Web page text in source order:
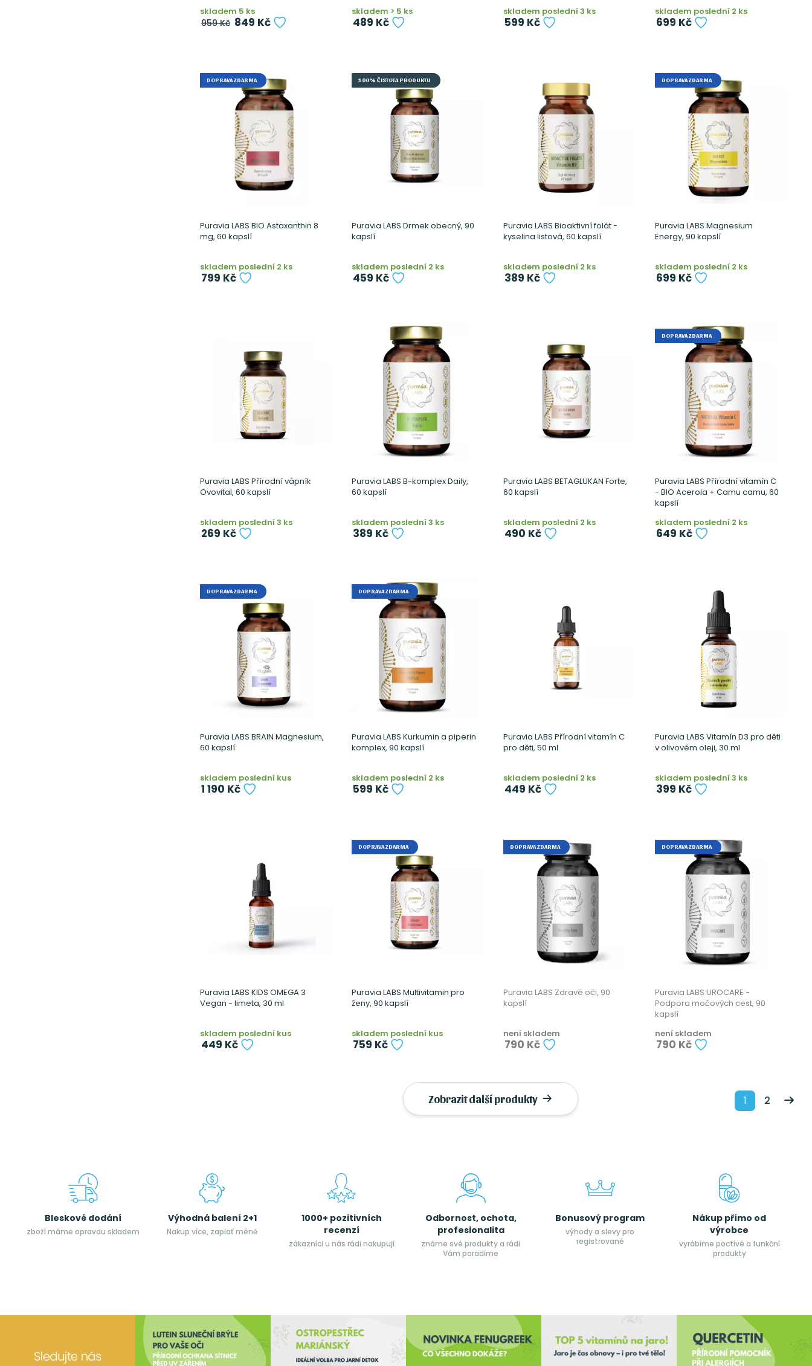
skladem 5 ks
959 Kč 849 Kč
skladem > 5 ks
489 Kč
skladem poslední 3 ks
599 Kč
skladem poslední 2 ks
699 Kč
DOPRAVA ZDARMA
Puravia LABS BIO Astaxanthin 8
mg, 60 kapslí
skladem poslední 2 ks
799 Kč
100% ČISTOTA PRODUKTU
Puravia LABS Drmek obecný, 90
kapslí
skladem poslední 2 ks
459 Kč
Puravia LABS Bioaktivní folát -
kyselina listová, 60 kapslí
skladem poslední 2 ks
389 Kč
DOPRAVA ZDARMA
Puravia LABS Magnesium
Energy, 90 kapslí
skladem poslední 2 ks
699 Kč
Puravia LABS Přírodní vápník
Ovovital, 60 kapslí
skladem poslední 3 ks
269 Kč
Puravia LABS B-komplex Daily,
60 kapslí
skladem poslední 3 ks
389 Kč
Puravia LABS BETAGLUKAN Forte,
60 kapslí
skladem poslední 2 ks
490 Kč
DOPRAVA ZDARMA
Puravia LABS Přírodní vitamín C
- BIO Acerola + Camu camu, 60
kapslí
skladem poslední 2 ks
649 Kč
DOPRAVA ZDARMA
Puravia LABS BRAIN Magnesium,
60 kapslí
skladem poslední kus
1 190 Kč
DOPRAVA ZDARMA
Puravia LABS Kurkumin a piperin
komplex, 90 kapslí
skladem poslední 2 ks
599 Kč
Puravia LABS Přírodní vitamín C
pro děti, 50 ml
skladem poslední 2 ks
449 Kč
Puravia LABS Vitamín D3 pro děti
v olivovém oleji, 30 ml
skladem poslední 3 ks
399 Kč
Puravia LABS KIDS OMEGA 3
Vegan - limeta, 30 ml
skladem poslední kus
449 Kč
DOPRAVA ZDARMA
Puravia LABS Multivitamin pro
ženy, 90 kapslí
skladem poslední kus
759 Kč
DOPRAVA ZDARMA
Puravia LABS Zdravé oči, 90
kapslí
není skladem
790 Kč
DOPRAVA ZDARMA
Puravia LABS UROCARE -
Podpora močových cest, 90
kapslí
není skladem
790 Kč
1 2
Zobrazit další produkty
Bleskové dodání
zboží máme opravdu skladem
Výhodná balení 2+1
Nakup více, zaplať méně
1000+ pozitivních
recenzí
zákazníci u nás rádi nakupují
Odbornost, ochota,
profesionalita
známe své produkty a rádi
Vám poradíme
Bonusový program
výhody a slevy pro
registrované
Nákup přímo od
výrobce
vyrábíme poctívé a funkční
produkty